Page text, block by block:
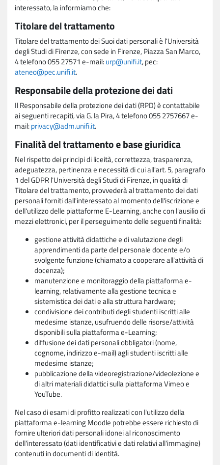
interessato, la informiamo che:
Titolare del trattamento
Titolare del trattamento dei Suoi dati personali è l'Università
degli Studi di Firenze, con sede in Firenze, Piazza San Marco,
4 telefono 055 27571 e-mail:urp@unifi.it, pec:
ateneo@pec.unifi.it.
Responsabile della protezione dei dati
Il Responsabile della protezione dei dati (RPD) è contattabile
ai seguenti recapiti, via G. la Pira, 4 telefono 055 2757667 e-
mail:privacy@adm.unifi.it.
Finalità del trattamento e base giuridica
Nel rispetto dei principi di liceità, correttezza, trasparenza,
adeguatezza, pertinenza e necessità di cui all'art. 5, paragrafo
1 del GDPR l'Università degli Studi di Firenze, in qualità di
Titolare del trattamento, provvederà al trattamento dei dati
personali forniti dall'interessato al momento dell'iscrizione e
dell'utilizzo delle piattaforme E-Learning, anche con l'ausilio di
mezzi elettronici, per il perseguimento delle seguenti finalità:
gestione attività didattiche e di valutazione degli
apprendimenti da parte del personale docente e/o
svolgente funzione (chiamato a cooperare all'attività di
docenza);
manutenzione e monitoraggio della piattaforma e-
learning, relativamente alla gestione tecnica e
sistemistica dei dati e alla struttura hardware;
condivisione dei contributi degli studenti iscritti alle
medesime istanze, usufruendo delle risorse/attività
disponibili sulla piattaforma e-Learning;
diffusione dei dati personali obbligatori (nome,
cognome, indirizzo e-mail) agli studenti iscritti alle
medesime istanze;
pubblicazione della videoregistrazione/videolezione e
di altri materiali didattici sulla piattaforma Vimeo e
YouTube.
Nel caso di esami di profitto realizzati con l'utilizzo della
piattaforma e-learning Moodle potrebbe essere richiesto di
fornire ulteriori dati personali idonei al riconoscimento
dell'interessato (dati identificativi e dati relativi all'immagine)
contenuti in documenti di identità.